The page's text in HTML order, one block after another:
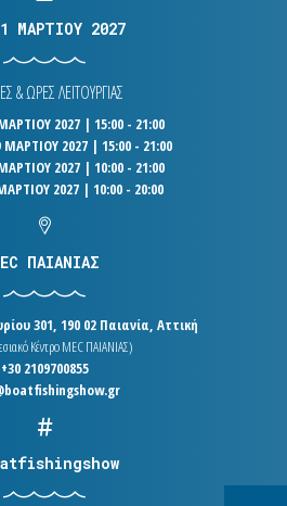
ΜΑΡΤΙΟΥ 2027
& ΩΡΕΣ ΛΕΙΤΟΥΡΓΙΑΣ
2027 | 15:00 - 21:00
2027 | 15:00 - 21:00
2027 | 10:00 - 21:00
2027 | 10:00 - 20:00
ΠΑΙΑΝΙΑΣ
301, 190 02 Παιανία, Αττική
Κέντρο MEC ΠΑΙΑΝΙΑΣ)
+30 2109700855